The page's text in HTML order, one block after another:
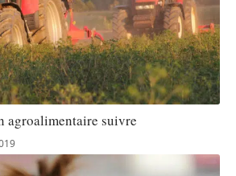
agroalimentaire suivre